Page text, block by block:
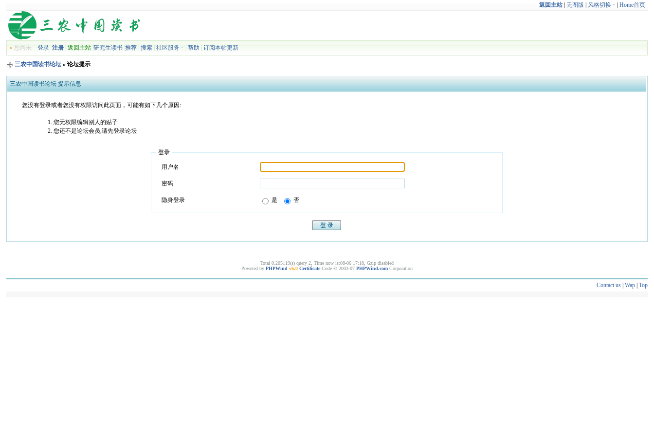
返回主站| 无图版 风格切换 Home首页
» 您尚未登录 注册 |返回主站 |研究生读书 |推荐 |搜索 |社区服务 |帮助 |订阅本帖更新
三农中国读书论坛 » 论坛提示
三农中国读书论坛 提示信息
您没有登录或者您没有权限访问此页面，可能有如下几个原因:
您无权限编辑别人的贴子
您还不是论坛会员,请先登录论坛
登录
用户名
密码
隐身登录 是 否
Total 0.205119(s) query 2, Time now is:08-06 17:18, Gzip disabled
Powered by PHPWind v6.0 Certificate Code © 2003-07 PHPWind.com Corporation
Contact us| Wap| Top